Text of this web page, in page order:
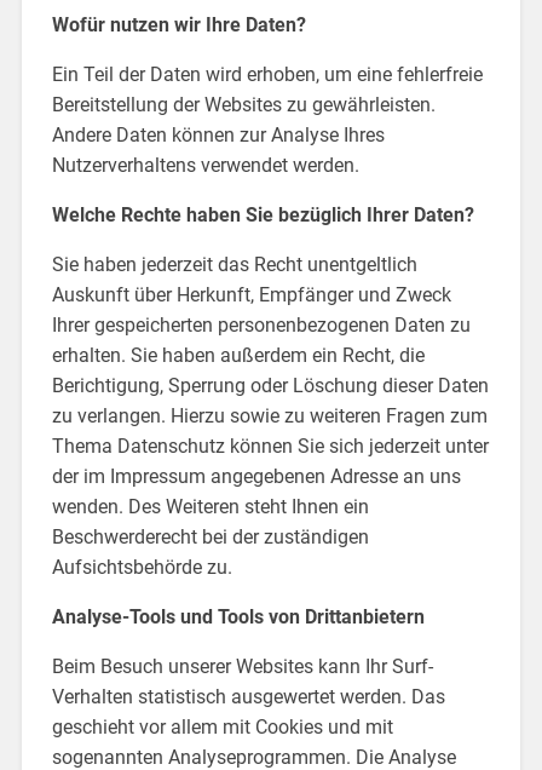
Wofür nutzen wir Ihre Daten?
Ein Teil der Daten wird erhoben, um eine fehlerfreie
Bereitstellung der Websites zu gewährleisten.
Andere Daten können zur Analyse Ihres
Nutzerverhaltens verwendet werden.
Welche Rechte haben Sie bezüglich Ihrer Daten?
Sie haben jederzeit das Recht unentgeltlich
Auskunft über Herkunft, Empfänger und Zweck
Ihrer gespeicherten personenbezogenen Daten zu
erhalten. Sie haben außerdem ein Recht, die
Berichtigung, Sperrung oder Löschung dieser Daten
zu verlangen. Hierzu sowie zu weiteren Fragen zum
Thema Datenschutz können Sie sich jederzeit unter
der im Impressum angegebenen Adresse an uns
wenden. Des Weiteren steht Ihnen ein
Beschwerderecht bei der zuständigen
Aufsichtsbehörde zu.
Analyse-Tools und Tools von Drittanbietern
Beim Besuch unserer Websites kann Ihr Surf-
Verhalten statistisch ausgewertet werden. Das
geschieht vor allem mit Cookies und mit
sogenannten Analyseprogrammen. Die Analyse